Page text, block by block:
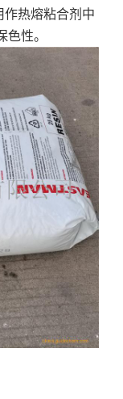
便签胶等;
性、热塑性树脂,
作热熔粘合剂中
色性。